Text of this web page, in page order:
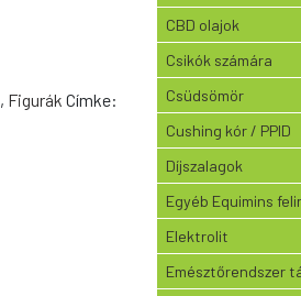
, Figurák Címke:
CBD olajok
Csikók számára
Csüdsömör
Cushing kór / PPID
Díjszalagok
Egyéb Equimins
Elektrolit
Emésztőrendszer